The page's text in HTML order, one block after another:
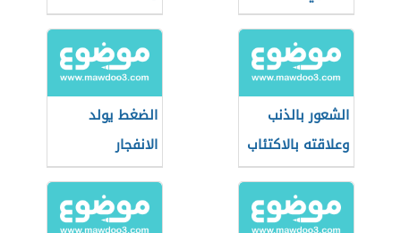
الشعور بالذنب
وعلاقته بالاكتئاب
الضغط يولد
الانفجار